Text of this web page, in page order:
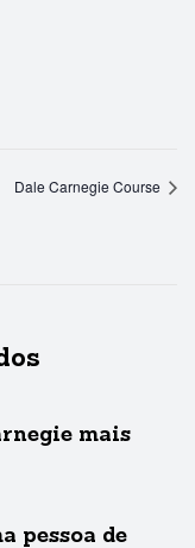
Dale Carnegie Course
mais
pessoa de